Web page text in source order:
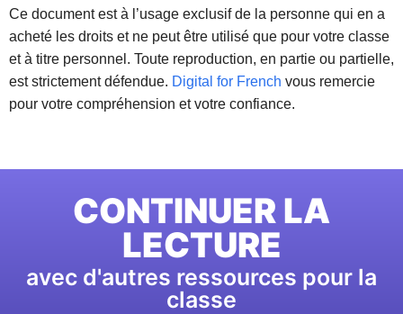
Ce document est à l’usage exclusif de la personne qui en a
acheté les droits et ne peut être utilisé que pour votre classe
et à titre personnel. Toute reproduction, en partie ou partielle,
est strictement défendue. Digital for French vous remercie
pour votre compréhension et votre confiance.
CONTINUER LA
LECTURE
avec d'autres ressources pour la
classe